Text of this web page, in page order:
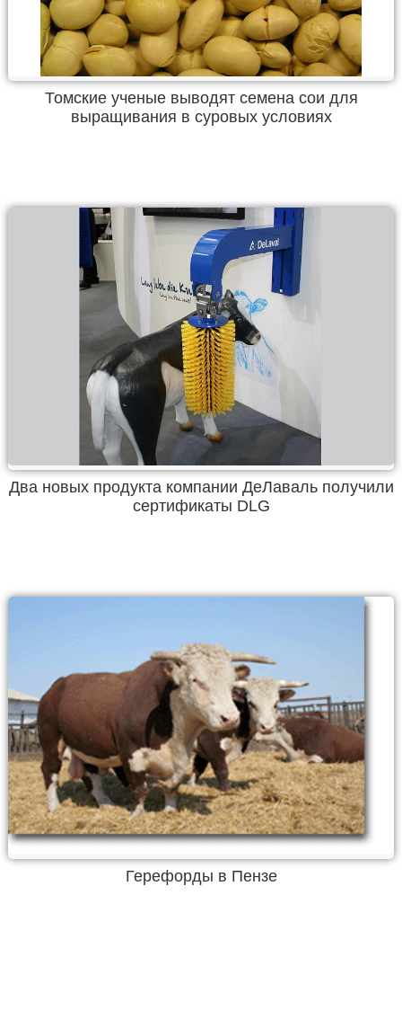
Томские ученые выводят семена сои для
выращивания в суровых условиях
Два новых продукта компании ДеЛаваль получили
сертификаты DLG
Герефорды в Пензе